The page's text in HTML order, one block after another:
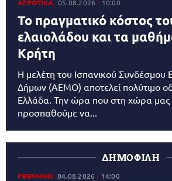
ΑΓΡΟΤΙΚΑ 05.08.2026 10:00
Το πραγματικό κόστος
ελαιολάδου και τα
Κρήτη
Η μελέτη του Ισπανικού Συνδέσμου
Δήμων (AEMO) αποτελεί πολύτιμο
Ελλάδα. Την ώρα που στη χώρα μας
προσπαθούμε να...
ΔΗΜΟΦΙΛΗ
ΡΕΘΥΜΝΟ 04.08.2026 14:00